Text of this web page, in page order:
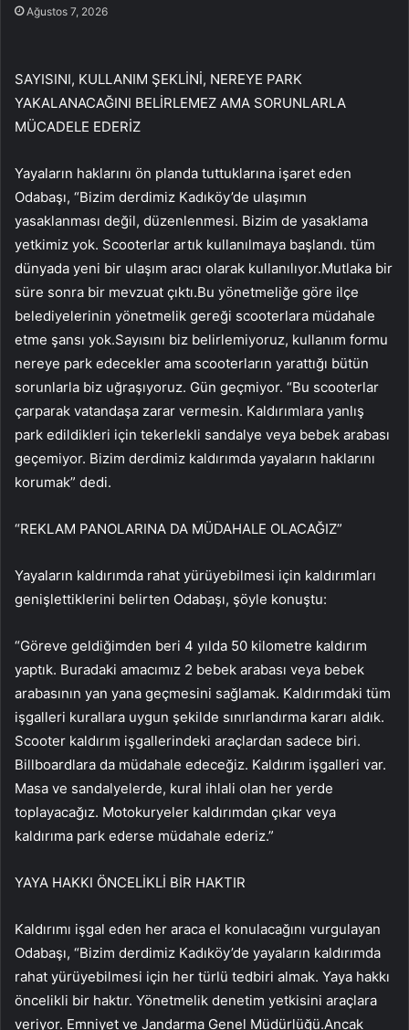
Ağustos 7, 2026
SAYISINI, KULLANIM ŞEKLİNİ, NEREYE PARK
YAKALANACAĞINI BELİRLEMEZ AMA SORUNLARLA
MÜCADELE EDERİZ
Yayaların haklarını ön planda tuttuklarına işaret eden
Odabaşı, “Bizim derdimiz Kadıköy’de ulaşımın
yasaklanması değil, düzenlenmesi. Bizim de yasaklama
yetkimiz yok. Scooterlar artık kullanılmaya başlandı. tüm
dünyada yeni bir ulaşım aracı olarak kullanılıyor.Mutlaka bir
süre sonra bir mevzuat çıktı.Bu yönetmeliğe göre ilçe
belediyelerinin yönetmelik gereği scooterlara müdahale
etme şansı yok.Sayısını biz belirlemiyoruz, kullanım formu
nereye park edecekler ama scooterların yarattığı bütün
sorunlarla biz uğraşıyoruz. Gün geçmiyor. “Bu scooterlar
çarparak vatandaşa zarar vermesin. Kaldırımlara yanlış
park edildikleri için tekerlekli sandalye veya bebek arabası
geçemiyor. Bizim derdimiz kaldırımda yayaların haklarını
korumak” dedi.
“REKLAM PANOLARINA DA MÜDAHALE OLACAĞIZ”
Yayaların kaldırımda rahat yürüyebilmesi için kaldırımları
genişlettiklerini belirten Odabaşı, şöyle konuştu:
“Göreve geldiğimden beri 4 yılda 50 kilometre kaldırım
yaptık. Buradaki amacımız 2 bebek arabası veya bebek
arabasının yan yana geçmesini sağlamak. Kaldırımdaki tüm
işgalleri kurallara uygun şekilde sınırlandırma kararı aldık.
Scooter kaldırım işgallerindeki araçlardan sadece biri.
Billboardlara da müdahale edeceğiz. Kaldırım işgalleri var.
Masa ve sandalyelerde, kural ihlali olan her yerde
toplayacağız. Motokuryeler kaldırımdan çıkar veya
kaldırıma park ederse müdahale ederiz.”
YAYA HAKKI ÖNCELİKLİ BİR HAKTIR
Kaldırımı işgal eden her araca el konulacağını vurgulayan
Odabaşı, “Bizim derdimiz Kadıköy’de yayaların kaldırımda
rahat yürüyebilmesi için her türlü tedbiri almak. Yaya hakkı
öncelikli bir haktır. Yönetmelik denetim yetkisini araçlara
veriyor. Emniyet ve Jandarma Genel Müdürlüğü.Ancak